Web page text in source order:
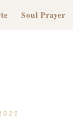
Soul Prayer